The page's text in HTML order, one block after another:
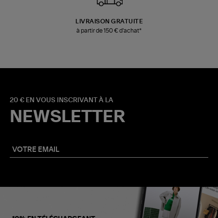
LIVRAISON GRATUITE
à partir de 150 € d'achat*
20 € EN VOUS INSCRIVANT À LA
NEWSLETTER